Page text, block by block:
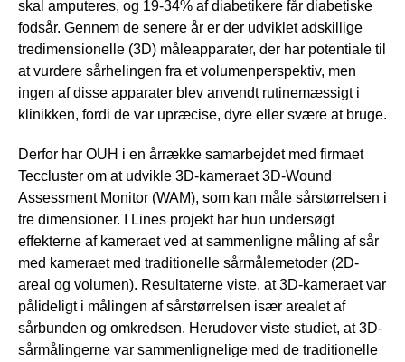
skal amputeres, og 19-34% af diabetikere får diabetiske
fodsår. Gennem de senere år er der udviklet adskillige
tredimensionelle (3D) måleapparater, der har potentiale til
at vurdere sårhelingen fra et volumenperspektiv, men
ingen af disse apparater blev anvendt rutinemæssigt i
klinikken, fordi de var upræcise, dyre eller svære at bruge.
Derfor har OUH i en årrække samarbejdet med firmaet
Teccluster om at udvikle 3D-kameraet 3D-Wound
Assessment Monitor (WAM), som kan måle sårstørrelsen i
tre dimensioner. I Lines projekt har hun undersøgt
effekterne af kameraet ved at sammenligne måling af sår
med kameraet med traditionelle sårmålemetoder (2D-
areal og volumen). Resultaterne viste, at 3D-kameraet var
pålideligt i målingen af sårstørrelsen især arealet af
sårbunden og omkredsen. Herudover viste studiet, at 3D-
sårmålingerne var sammenlignelige med de traditionelle